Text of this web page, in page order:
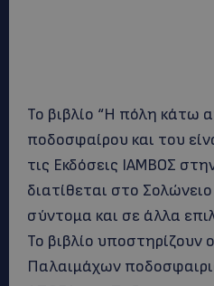
Το βιβλίο “Η πόλη κάτω
ποδοσφαίρου και του
τις Εκδόσεις ΙΑΜΒΟΣ
διατίθεται στο
σύντομα και σε άλλα
Το βιβλίο
Παλαιμάχων